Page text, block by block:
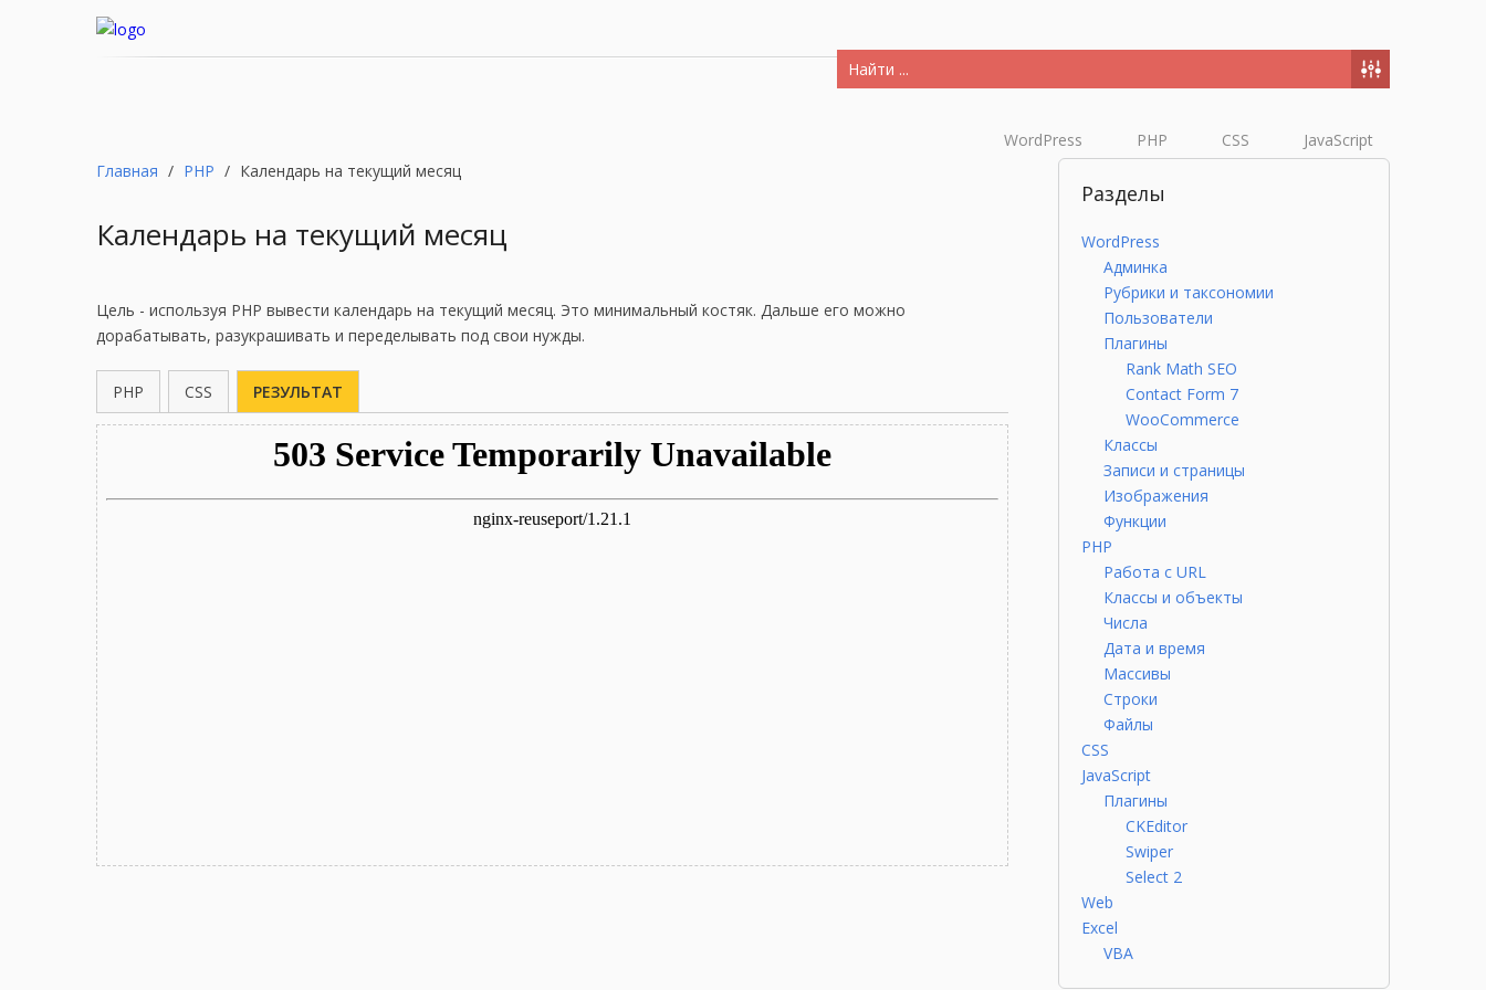
WordPress PHP CSS
JavaScript
Главная / PHP / Календарь на текущий месяц
Календарь на текущий месяц
Цель - используя PHP вывести календарь на текущий месяц. Это минимальный костяк. Дальше его можно
дорабатывать, разукрашивать и переделывать под свои нужды.
PHP CSS РЕЗУЛЬТАТ
Разделы
WordPress
Админка
Рубрики и таксономии
Пользователи
Плагины
Rank Math SEO
Contact Form 7
WooCommerce
Классы
Записи и страницы
Изображения
Функции
PHP
Работа с URL
Классы и объекты
Числа
Дата и время
Массивы
Строки
Файлы
CSS
JavaScript
Плагины
CKEditor
Swiper
Select 2
Web
Excel
VBA